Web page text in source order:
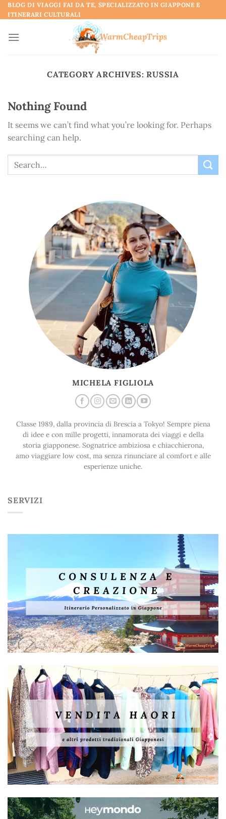
Skip
to
BLOG DI VIAGGI FAI DA TE, SPECIALIZZATO IN GIAPPONE E
ITINERARI CULTURALI
CATEGORY ARCHIVES:RUSSIA
Nothing Found
It seems we can’t find what you’re looking for. Perhaps
searching can help.
MICHELA FIGLIOLA
Classe 1989, dalla provincia di Brescia a Tokyo! Sempre piena
di idee e con mille progetti, innamorata dei viaggi e della
storia giapponese. Sognatrice ambiziosa e chiacchierona,
amo viaggiare low cost, ma senza rinunciare al comfort e alle
esperienze uniche.
SERVIZI